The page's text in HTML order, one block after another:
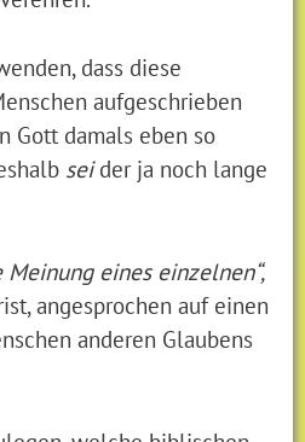
dass diese
aufgeschrieben
Gott damals eben so
seider ja noch lange
eines einzelnen“,
angesprochen auf einen
anderen Glaubens